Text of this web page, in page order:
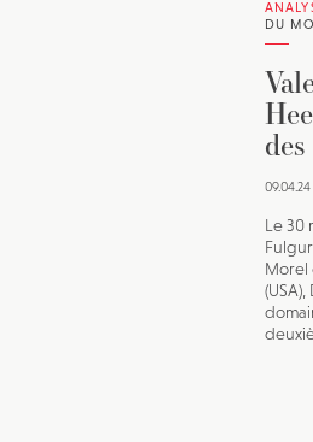
DU
09.04.24
Le 30
Morel